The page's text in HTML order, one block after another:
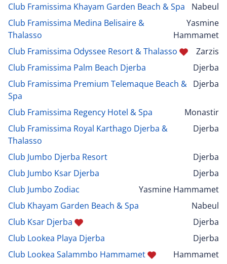
Club Framissima Khayam Garden Beach & Spa
Nabeul
Club Framissima Medina Belisaire &
Thalasso
Yasmine
Hammamet
Club Framissima Odyssee Resort & Thalasso
Zarzis
Club Framissima Palm Beach Djerba
Djerba
Club Framissima Premium Telemaque Beach &
Spa
Djerba
Club Framissima Regency Hotel & Spa
Monastir
Club Framissima Royal Karthago Djerba &
Thalasso
Djerba
Club Jumbo Djerba Resort
Djerba
Club Jumbo Ksar Djerba
Djerba
Club Jumbo Zodiac
Yasmine Hammamet
Club Khayam Garden Beach & Spa
Nabeul
Club Ksar Djerba
Djerba
Club Lookea Playa Djerba
Djerba
Club Lookea Salammbo Hammamet
Hammamet